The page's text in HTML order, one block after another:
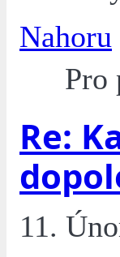
Nahoru
Pro
Re:
11.